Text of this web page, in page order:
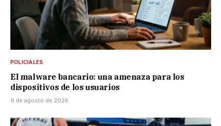
POLICIALES
El malware bancario: una amenaza para los
dispositivos de los usuarios
9 de agosto de 2026